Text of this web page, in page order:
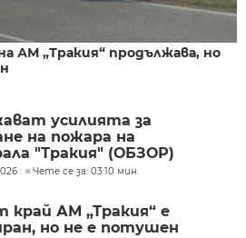
АМ „Тракия“ продължава, но
усилията за
на пожара на
"Тракия" (ОБЗОР)
Чете се за: 03:10 мин.
край АМ „Тракия“ е
но не е потушен